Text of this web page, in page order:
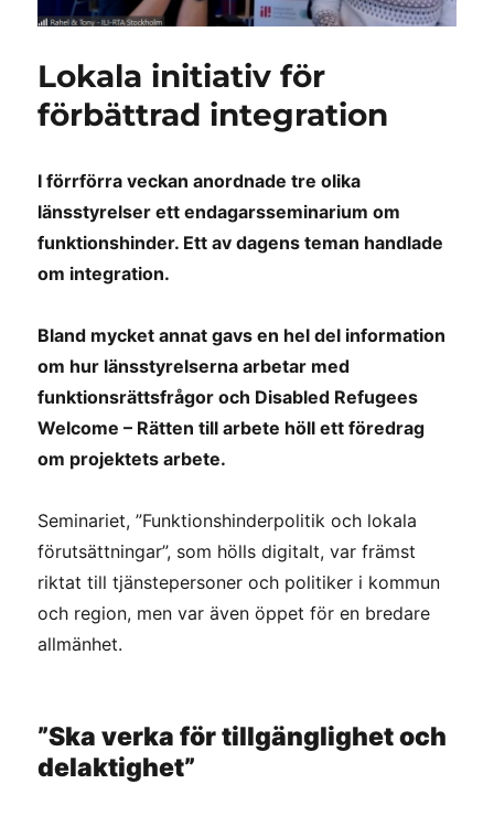
Lokala initiativ för
förbättrad integration
I förrförra veckan anordnade tre olika
länsstyrelser ett endagarsseminarium om
funktionshinder. Ett av dagens teman handlade
om integration.
Bland mycket annat gavs en hel del information
om hur länsstyrelserna arbetar med
funktionsrättsfrågor och Disabled Refugees
Welcome – Rätten till arbete höll ett föredrag
om projektets arbete.
Seminariet, ”Funktionshinderpolitik och lokala
förutsättningar”, som hölls digitalt, var främst
riktat till tjänstepersoner och politiker i kommun
och region, men var även öppet för en bredare
allmänhet.
”Ska verka för tillgänglighet och
delaktighet”